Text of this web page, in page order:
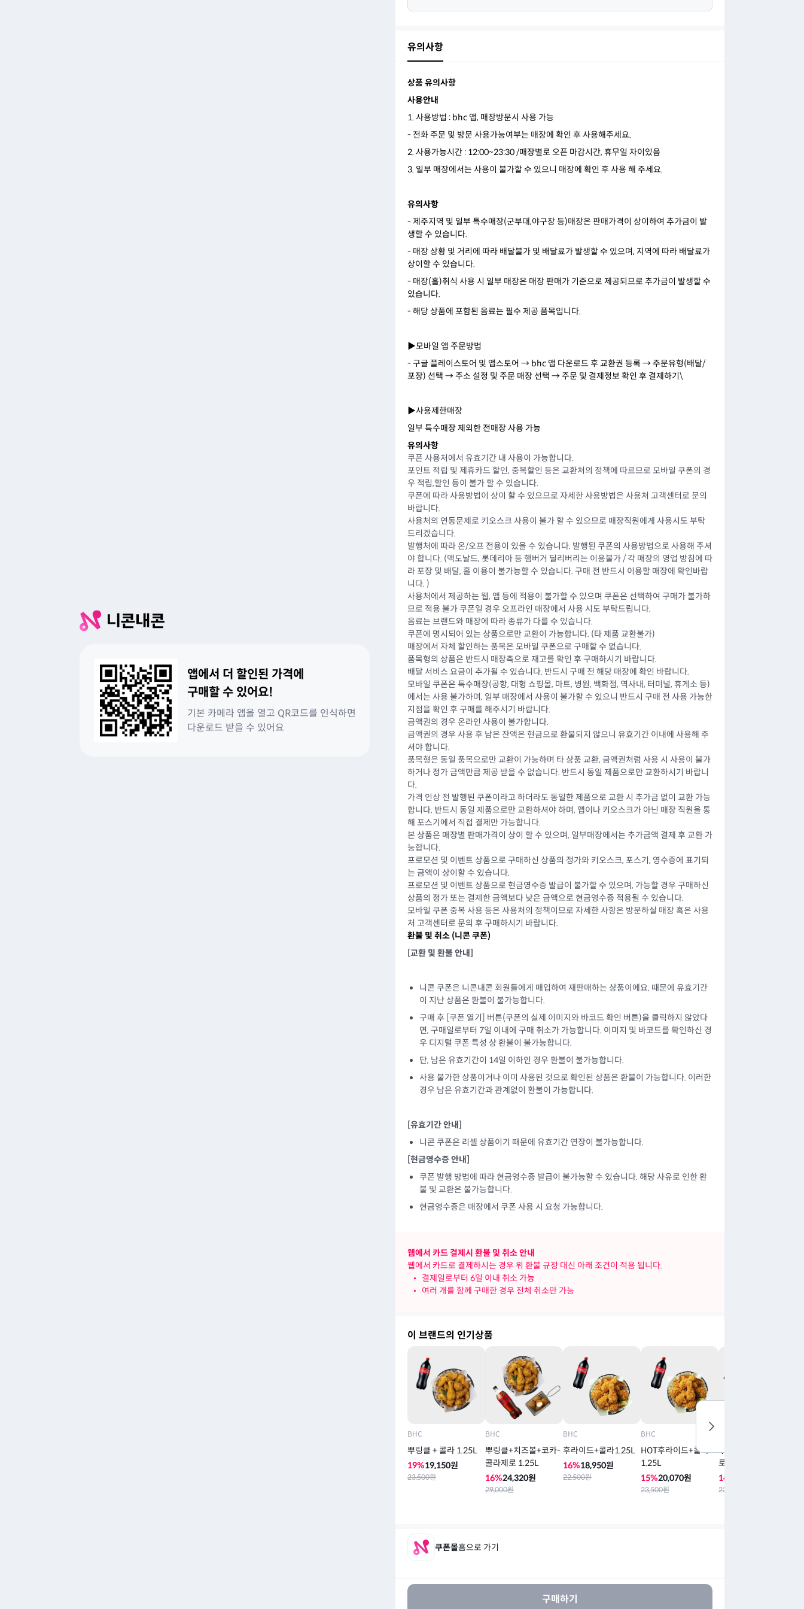
앱에서 더 할인된 가격에
구매할 수 있어요!
기본 카메라 앱을 열고 QR코드를 인식하면
다운로드 받을 수 있어요
유의사항
상품 유의사항
사용안내
1. 사용방법 : bhc 앱, 매장방문시 사용 가능
- 전화 주문 및 방문 사용가능여부는 매장에 확인 후 사용해주세요.
2. 사용가능시간 : 12:00~23:30 /매장별로 오픈 마감시간, 휴무일 차이있음
3. 일부 매장에서는 사용이 불가할 수 있으니 매장에 확인 후 사용 해 주세요.
유의사항
- 제주지역 및 일부 특수매장(군부대,야구장 등)매장은 판매가격이 상이하여 추가금이 발
생할 수 있습니다.
- 매장 상황 및 거리에 따라 배달불가 및 배달료가 발생할 수 있으며, 지역에 따라 배달료가
상이할 수 있습니다.
- 매장(홀)취식 사용 시 일부 매장은 매장 판매가 기준으로 제공되므로 추가금이 발생할 수
있습니다.
- 해당 상품에 포함된 음료는 필수 제공 품목입니다.
▶모바일 앱 주문방법
- 구글 플레이스토어 및 앱스토어 → bhc 앱 다운로드 후 교환권 등록 → 주문유형(배달/
포장) 선택 → 주소 설정 및 주문 매장 선택 → 주문 및 결제정보 확인 후 결제하기\
▶사용제한매장
일부 특수매장 제외한 전매장 사용 가능
유의사항
쿠폰 사용처에서 유효기간 내 사용이 가능합니다.
포인트 적립 및 제휴카드 할인, 중복할인 등은 교환처의 정책에 따르므로 모바일 쿠폰의 경
우 적립,할인 등이 불가 할 수 있습니다.
쿠폰에 따라 사용방법이 상이 할 수 있으므로 자세한 사용방법은 사용처 고객센터로 문의
바랍니다.
사용처의 연동문제로 키오스크 사용이 불가 할 수 있으므로 매장직원에게 사용시도 부탁
드리겠습니다.
발행처에 따라 온/오프 전용이 있을 수 있습니다. 발행된 쿠폰의 사용방법으로 사용해 주셔
야 합니다. (맥도날드, 롯데리아 등 햄버거 딜리버리는 이용불가 / 각 매장의 영업 방침에 따
라 포장 및 배달, 홀 이용이 불가능할 수 있습니다. 구매 전 반드시 이용할 매장에 확인바랍
니다. )
사용처에서 제공하는 웹, 앱 등에 적용이 불가할 수 있으며 쿠폰은 선택하여 구매가 불가하
므로 적용 불가 쿠폰일 경우 오프라인 매장에서 사용 시도 부탁드립니다.
음료는 브랜드와 매장에 따라 종류가 다를 수 있습니다.
쿠폰에 명시되어 있는 상품으로만 교환이 가능합니다. (타 제품 교환불가)
매장에서 자체 할인하는 품목은 모바일 쿠폰으로 구매할 수 없습니다.
품목형의 상품은 반드시 매장측으로 재고를 확인 후 구매하시기 바랍니다.
배달 서비스 요금이 추가될 수 있습니다. 반드시 구매 전 해당 매장에 확인 바랍니다.
모바일 쿠폰은 특수매장(공항, 대형 쇼핑몰, 마트, 병원, 백화점, 역사내, 터미널, 휴게소 등)
에서는 사용 불가하며, 일부 매장에서 사용이 불가할 수 있으니 반드시 구매 전 사용 가능한
지점을 확인 후 구매를 해주시기 바랍니다.
금액권의 경우 온라인 사용이 불가합니다.
금액권의 경우 사용 후 남은 잔액은 현금으로 환불되지 않으니 유효기간 이내에 사용해 주
셔야 합니다.
품목형은 동일 품목으로만 교환이 가능하며 타 상품 교환, 금액권처럼 사용 시 사용이 불가
하거나 정가 금액만큼 제공 받을 수 없습니다. 반드시 동일 제품으로만 교환하시기 바랍니
다.
가격 인상 전 발행된 쿠폰이라고 하더라도 동일한 제품으로 교환 시 추가금 없이 교환 가능
합니다. 반드시 동일 제품으로만 교환하셔야 하며, 앱이나 키오스크가 아닌 매장 직원을 통
해 포스기에서 직접 결제만 가능합니다.
본 상품은 매장별 판매가격이 상이 할 수 있으며, 일부매장에서는 추가금액 결제 후 교환 가
능합니다.
프로모션 및 이벤트 상품으로 구매하신 상품의 정가와 키오스크, 포스기, 영수증에 표기되
는 금액이 상이할 수 있습니다.
프로모션 및 이벤트 상품으로 현금영수증 발급이 불가할 수 있으며, 가능할 경우 구매하신
상품의 정가 또는 결제한 금액보다 낮은 금액으로 현금영수증 적용될 수 있습니다.
모바일 쿠폰 중복 사용 등은 사용처의 정책이므로 자세한 사항은 방문하실 매장 혹은 사용
처 고객센터로 문의 후 구매하시기 바랍니다.
환불 및 취소 (니콘 쿠폰)
[교환 및 환불 안내]
니콘 쿠폰은 니콘내콘 회원들에게 매입하여 재판매하는 상품이에요. 때문에 유효기간
이 지난 상품은 환불이 불가능합니다.
구매 후 [쿠폰 열기] 버튼(쿠폰의 실제 이미지와 바코드 확인 버튼)을 클릭하지 않았다
면, 구매일로부터 7일 이내에 구매 취소가 가능합니다. 이미지 및 바코드를 확인하신 경
우 디지털 쿠폰 특성 상 환불이 불가능합니다.
단, 남은 유효기간이 14일 이하인 경우 환불이 불가능합니다.
사용 불가한 상품이거나 이미 사용된 것으로 확인된 상품은 환불이 가능합니다. 이러한
경우 남은 유효기간과 관계없이 환불이 가능합니다.
[유효기간 안내]
니콘 쿠폰은 리셀 상품이기 때문에 유효기간 연장이 불가능합니다.
[현금영수증 안내]
쿠폰 발행 방법에 따라 현금영수증 발급이 불가능할 수 있습니다. 해당 사유로 인한 환
불 및 교환은 불가능합니다.
현금영수증은 매장에서 쿠폰 사용 시 요청 가능합니다.
웹에서 카드 결제시 환불 및 취소 안내
웹에서 카드로 결제하시는 경우 위 환불 규정 대신 아래 조건이 적용 됩니다.
•
결제일로부터 6일 이내 취소 가능
•
여러 개를 함께 구매한 경우 전체 취소만 가능
이 브랜드의 인기상품
BHC
뿌링클 + 콜라 1.25L
19%19,150원
23,500원
BHC
뿌링클+치즈볼+코카-
콜라제로 1.25L
16%24,320원
29,000원
BHC
후라이드+콜라1.25L
16%18,950원
22,500원
BHC
HOT후라이드+콜라
1.25L
15%20,070원
23,500원
뿌링클+코카-콜라제
로 1.25L
14
23,500
쿠폰몰홈으로 가기
구매하기